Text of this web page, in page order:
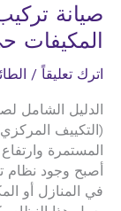
صيانة
المكيفات
اترك تعليقاً /
الدليل الشامل
(التكييف
المستمرة
أصبح وجود نظام
في المنازل أو